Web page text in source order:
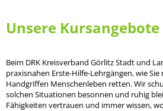
Unsere Kursangebote
Beim DRK Kreisverband Görlitz Stadt und
praxisnahen Erste-Hilfe-Lehrgängen, wie
Handgriffen Menschenleben retten. Wir
solchen Situationen besonnen und ruhig
Fähigkeiten vertrauen und immer wissen,